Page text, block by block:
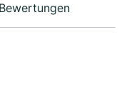
Bewertungen